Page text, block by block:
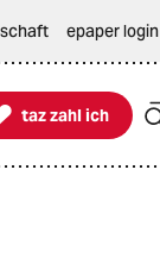
epaper login
zahl ich
taz zahl ich